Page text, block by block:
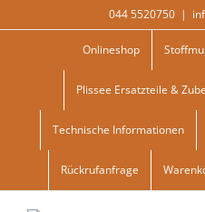
to
044 5520750 |
Onlineshop
Plissee Ersatzteile &
Technische Informationen
Rückrufanfrage